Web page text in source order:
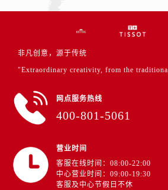
非凡创意，源于传统
"Extraordinary creativity, from the
网点服务热线
400-801-5061
营业时间
客服在线时间：08:00-22:00
中心营业时间：09:00-19:30
客服及中心节假日不休